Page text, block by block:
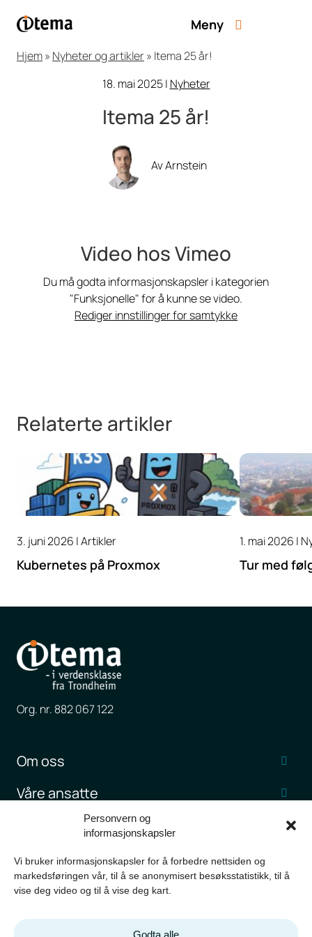
Personvern og
informasjonskapsler
Vi bruker informasjonskapsler for å forbedre nettsiden og
markedsføringen vår, til å se anonymisert besøksstatistikk, til å
vise deg video og til å vise deg kart.
Godta alle
Meny
Hjem» Nyheter og artikler » Itema 25 år!
18. mai 2025 | Nyheter
Itema 25 år!
Av Arnstein
Video hos Vimeo
Du må godta informasjonskapsler i kategorien
"Funksjonelle" for å kunne se video.
Rediger innstillinger for samtykke
Relaterte artikler
3. juni 2026 |Artikler
Kubernetes på Proxmox
1. mai 2026 |
Tur med
Org. nr. 882 067 122
Om oss
Våre ansatte
Jobb hos Itema
Kundehistorier
Nyheter og artikler
Kontakt oss